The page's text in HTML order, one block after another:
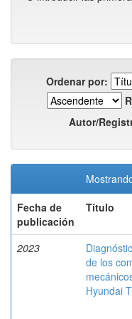
Ordenar por:
Autor/
Fecha de
publicación
Título
2023
de los
Hyundai